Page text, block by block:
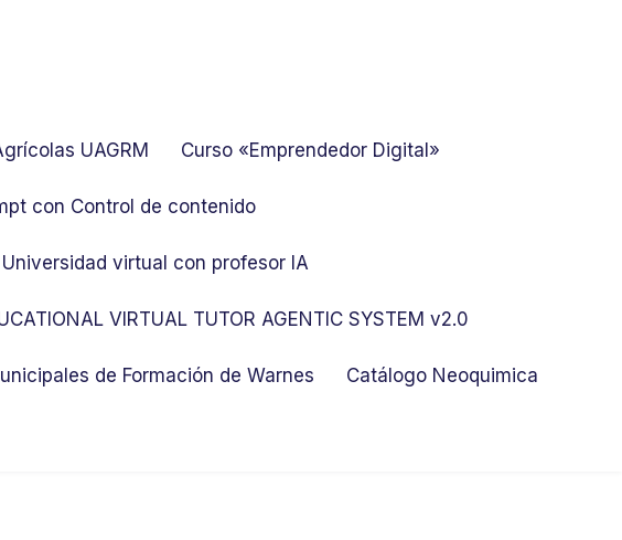
UAGRM Curso «Emprendedor Digital»
con Control de contenido
Universidad virtual con profesor IA
VIRTUAL TUTOR AGENTIC SYSTEM v2.0
de Formación de Warnes Catálogo Neoquimica